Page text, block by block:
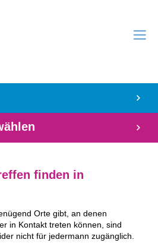
finden in
Orte gibt, an denen
in Kontakt treten können, sind
nicht für jedermann zugänglich.